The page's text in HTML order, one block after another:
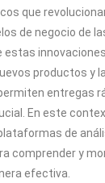
que
de negocio de
estas
productos y
entregas
En este
de
comprender y
efectiva.